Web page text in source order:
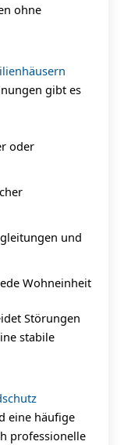
ohne
gibt es
oder
und
Wohneinheit
Störungen
stabile
eine häufige
professionelle